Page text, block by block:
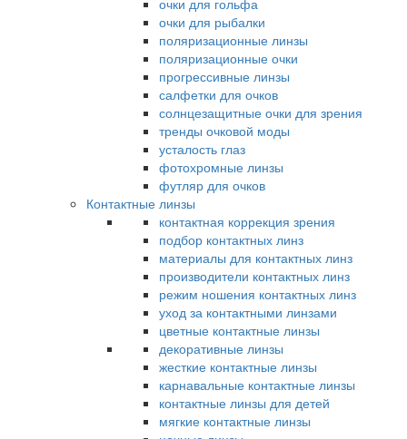
очки для гольфа
очки для рыбалки
поляризационные линзы
поляризационные очки
прогрессивные линзы
салфетки для очков
солнцезащитные очки для зрения
тренды очковой моды
усталость глаз
фотохромные линзы
футляр для очков
Контактные линзы
контактная коррекция зрения
подбор контактных линз
материалы для контактных линз
производители контактных линз
режим ношения контактных линз
уход за контактными линзами
цветные контактные линзы
декоративные линзы
жесткие контактные линзы
карнавальные контактные линзы
контактные линзы для детей
мягкие контактные линзы